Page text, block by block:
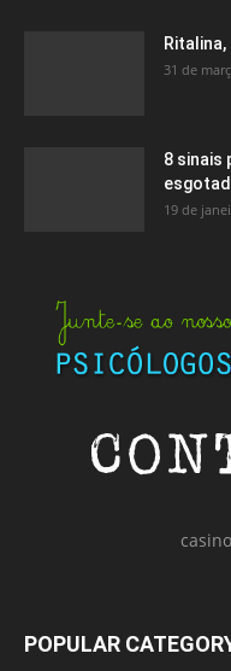
31 de
8 sinais
19 de
POPULAR